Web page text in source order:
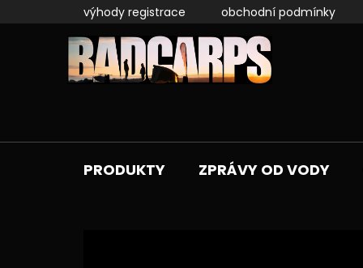
na
výhody registrace obchodní podmínky
PRODUKTY ZPRÁVY OD VODY